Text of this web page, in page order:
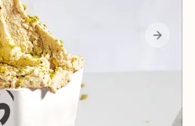
ติดต่อเรา ที่จอดรถ
Next